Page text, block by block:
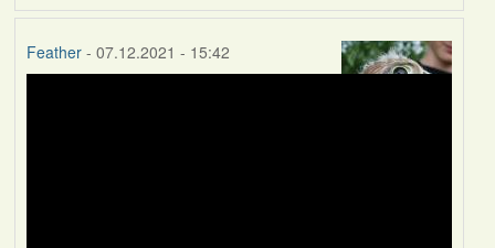
Feather- 07.12.2021 - 15:42